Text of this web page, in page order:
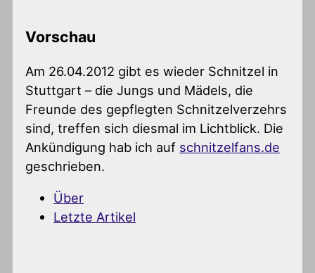
Vorschau
Am 26.04.2012 gibt es wieder Schnitzel in
Stuttgart – die Jungs und Mädels, die
Freunde des gepflegten Schnitzelverzehrs
sind, treffen sich diesmal im Lichtblick. Die
Ankündigung hab ich auf schnitzelfans.de
geschrieben.
Über
Letzte Artikel